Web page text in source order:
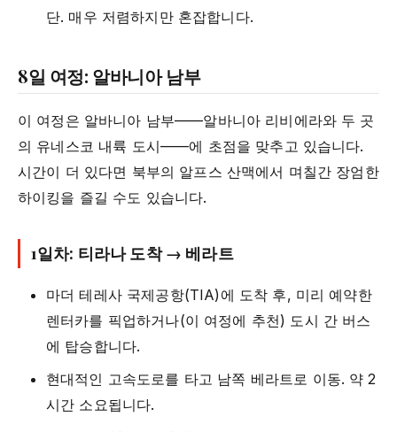
단. 매우 저렴하지만 혼잡합니다.
8일 여정: 알바니아 남부
이 여정은 알바니아 남부——알바니아 리비에라와 두 곳
의 유네스코 내륙 도시——에 초점을 맞추고 있습니다.
시간이 더 있다면 북부의 알프스 산맥에서 며칠간 장엄한
하이킹을 즐길 수도 있습니다.
1일차: 티라나 도착 → 베라트
마더 테레사 국제공항(TIA)에 도착 후, 미리 예약한
렌터카를 픽업하거나(이 여정에 추천) 도시 간 버스
에 탑승합니다.
현대적인 고속도로를 타고 남쪽 베라트로 이동. 약 2
시간 소요됩니다.